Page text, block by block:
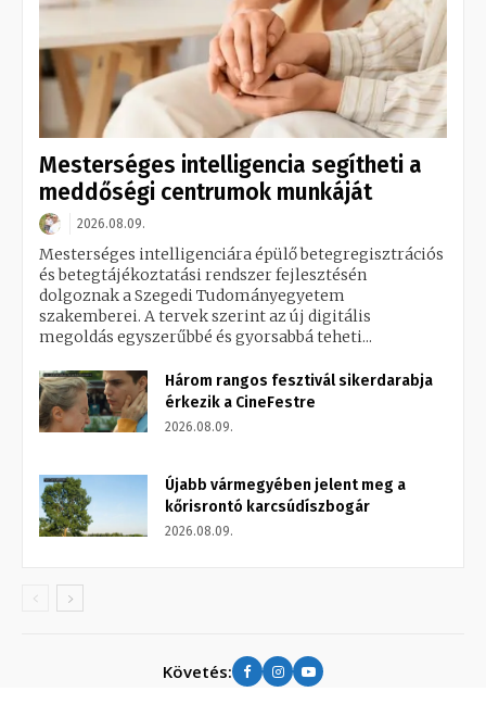
Mesterséges intelligencia segítheti a
meddőségi centrumok munkáját
2026.08.09.
Mesterséges intelligenciára épülő betegregisztrációs
és betegtájékoztatási rendszer fejlesztésén
dolgoznak a Szegedi Tudományegyetem
szakemberei. A tervek szerint az új digitális
megoldás egyszerűbbé és gyorsabbá teheti...
Három rangos fesztivál sikerdarabja
érkezik a CineFestre
2026.08.09.
Újabb vármegyében jelent meg a
kőrisrontó karcsúdíszbogár
2026.08.09.
Követés: